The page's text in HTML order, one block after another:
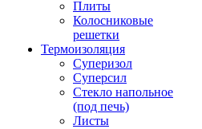
Плиты
Колосниковые
решетки
Термоизоляция
Суперизол
Суперсил
Стекло напольное
(под печь)
Листы